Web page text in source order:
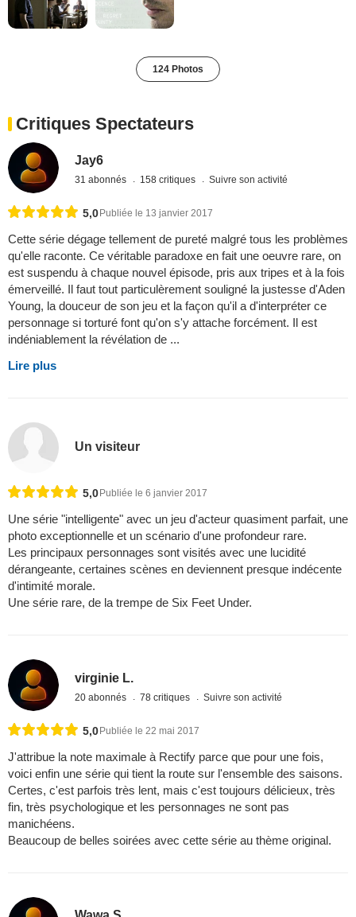
124 Photos
Critiques Spectateurs
Jay6
31 abonnés 158 critiques Suivre son activité
5,0 Publiée le 13 janvier 2017
Cette série dégage tellement de pureté malgré tous les problèmes
qu'elle raconte. Ce véritable paradoxe en fait une oeuvre rare, on
est suspendu à chaque nouvel épisode, pris aux tripes et à la fois
émerveillé. Il faut tout particulèrement souligné la justesse d'Aden
Young, la douceur de son jeu et la façon qu'il a d'interpréter ce
personnage si torturé font qu'on s'y attache forcément. Il est
indéniablement la révélation de ...
Lire plus
Un visiteur
5,0 Publiée le 6 janvier 2017
Une série "intelligente" avec un jeu d'acteur quasiment parfait, une
photo exceptionnelle et un scénario d'une profondeur rare.
Les principaux personnages sont visités avec une lucidité
dérangeante, certaines scènes en deviennent presque indécente
d'intimité morale.
Une série rare, de la trempe de Six Feet Under.
virginie L.
20 abonnés 78 critiques Suivre son activité
5,0Publiée le 22 mai 2017
J'attribue la note maximale à Rectify parce que pour une fois,
voici enfin une série qui tient la route sur l'ensemble des saisons.
Certes, c'est parfois très lent, mais c'est toujours délicieux, très
fin, très psychologique et les personnages ne sont pas
manichéens.
Beaucoup de belles soirées avec cette série au thème original.